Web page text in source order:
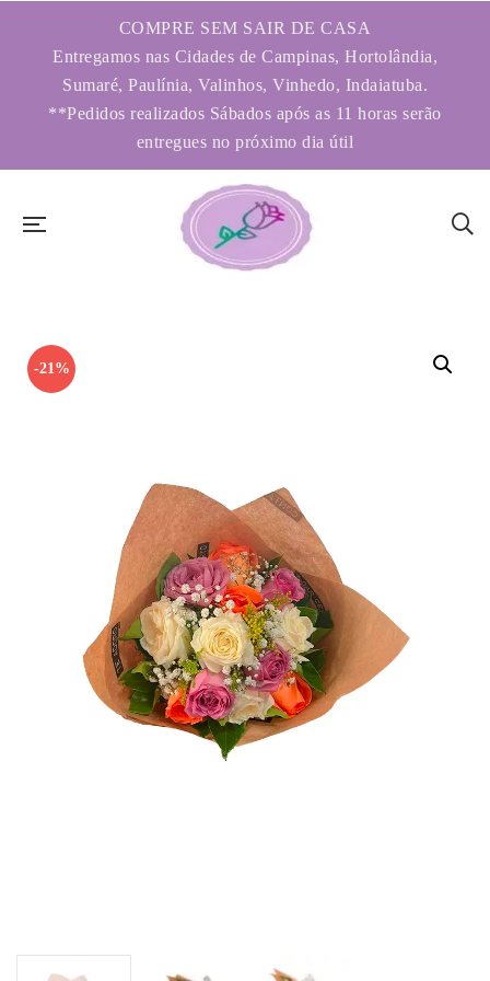
COMPRE SEM SAIR DE CASA
Entregamos nas Cidades de Campinas, Hortolândia,
Sumaré, Paulínia, Valinhos, Vinhedo, Indaiatuba.
**Pedidos realizados Sábados após as 11 horas serão
entregues no próximo dia útil
-21%